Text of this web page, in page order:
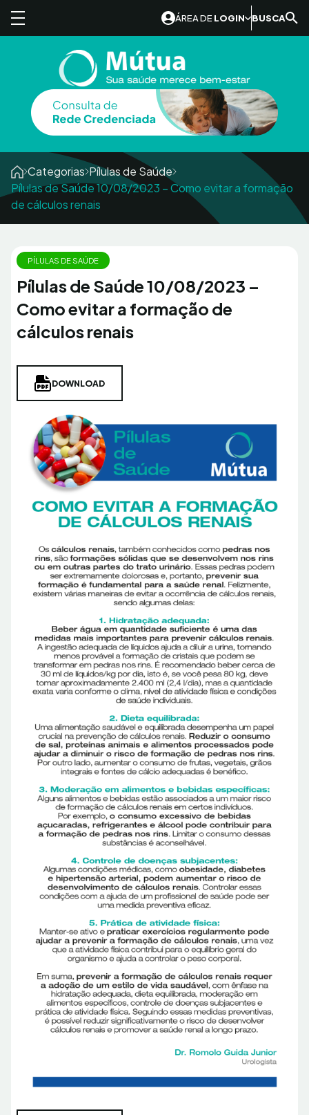
ÁREA DE LOGIN BUSCA
Categorias Pílulas de Saúde
Pílulas de Saúde 10/08/2023 – Como evitar a formação
de cálculos renais
PÍLULAS DE SAÚDE
Pílulas de Saúde 10/08/2023 –
Como evitar a formação de
cálculos renais
DOWNLOAD